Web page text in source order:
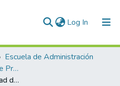
Log In (current)
Escuela de Administración
Maestría en Gerencia de Proyectos (Tesis)
Estudio de prefactibilidad de una nueva línea productiva para el banco de órganos y tejidos de Corpaul - Hospital San Vicente Fundación